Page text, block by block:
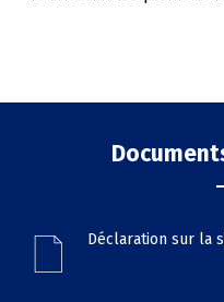
Déclaration sur la